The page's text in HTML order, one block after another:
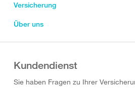
Versicherung
Über uns
Kundendienst
Sie haben Fragen zu Ihrer